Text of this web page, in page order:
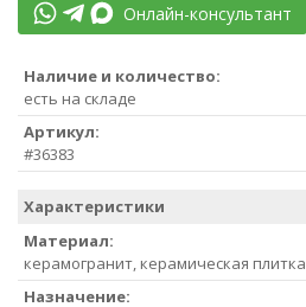
Онлайн-консультант
Наличие и количество:
есть на складе
Артикул:
#36383
Характеристики
Материал:
керамогранит, керамическая плитка
Назначение: